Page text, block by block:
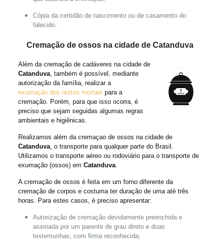
Cópia da certidão de nascimento ou de casamento do
falecido.
Cremação de ossos na cidade de Catanduva
Além da cremação de cadáveres na cidade de
Catanduva, também é possível, mediante
autorização da família, realizar a
exumação dos restos mortais para a
cremação. Porém, para que isso ocorra, é
preciso que sejam seguidas algumas regras
ambientais e higiênicas.
Realizamos além da cremaçao de ossos na cidade de
Catanduva, o transporte para qualquer parte do Brasil.
Utilizamos o transporte aéreo ou rodoviário para o transporte de
exumação (ossos) em Catanduva.
A cremação de ossos é feita em um forno diferente da
cremação de corpos e costuma ter duração de uma até três
horas. Para estes casos, é preciso apresentar:
Autorização de cremação devidamente preenchida e
assinada por um parente de grau direto e duas
testemunhas, com firma reconhecida;